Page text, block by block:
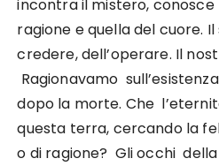
incontra il mistero, conosce
ragione e quella del cuore.
credere, dell’operare. Il
Ragionavamo
dopo la morte. Che
questa terra, cercando la
o di ragione? Gli occhi